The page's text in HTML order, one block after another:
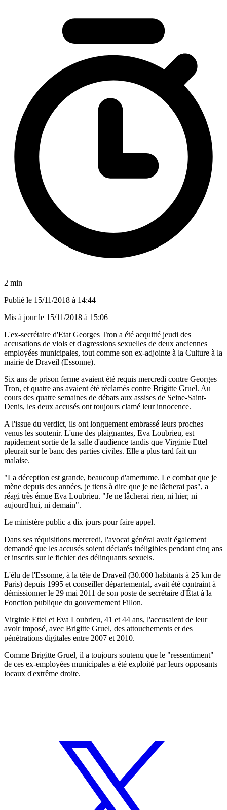
2 min
Publié le 15/11/2018 à 14:44
Mis à jour le 15/11/2018 à 15:06
L'ex-secrétaire d'Etat Georges Tron a été acquitté jeudi des
accusations de viols et d'agressions sexuelles de deux anciennes
employées municipales, tout comme son ex-adjointe à la Culture à la
mairie de Draveil (Essonne).
Six ans de prison ferme avaient été requis mercredi contre Georges
Tron, et quatre ans avaient été réclamés contre Brigitte Gruel. Au
cours des quatre semaines de débats aux assises de Seine-Saint-
Denis, les deux accusés ont toujours clamé leur innocence.
A l'issue du verdict, ils ont longuement embrassé leurs proches
venus les soutenir. L'une des plaignantes, Eva Loubrieu, est
rapidement sortie de la salle d'audience tandis que Virginie Ettel
pleurait sur le banc des parties civiles. Elle a plus tard fait un
malaise.
"La déception est grande, beaucoup d'amertume. Le combat que je
mène depuis des années, je tiens à dire que je ne lâcherai pas", a
réagi très émue Eva Loubrieu. "Je ne lâcherai rien, ni hier, ni
aujourd'hui, ni demain".
Le ministère public a dix jours pour faire appel.
Dans ses réquisitions mercredi, l'avocat général avait également
demandé que les accusés soient déclarés inéligibles pendant cinq ans
et inscrits sur le fichier des délinquants sexuels.
L'élu de l'Essonne, à la tête de Draveil (30.000 habitants à 25 km de
Paris) depuis 1995 et conseiller départemental, avait été contraint à
démissionner le 29 mai 2011 de son poste de secrétaire d'État à la
Fonction publique du gouvernement Fillon.
Virginie Ettel et Eva Loubrieu, 41 et 44 ans, l'accusaient de leur
avoir imposé, avec Brigitte Gruel, des attouchements et des
pénétrations digitales entre 2007 et 2010.
Comme Brigitte Gruel, il a toujours soutenu que le "ressentiment"
de ces ex-employées municipales a été exploité par leurs opposants
locaux d'extrême droite.